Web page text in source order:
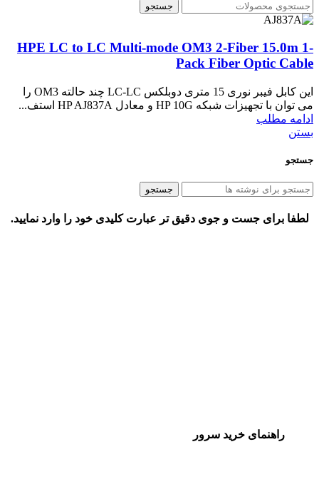
جستجو
HPE LC to LC Multi-mode OM3 2-Fiber 15.0m 1-
Pack Fiber Optic Cable
این کابل فیبر نوری 15 متری دوبلکس LC-LC چند حالته OM3 را
می توان با تجهیزات شبکه HP 10G و معادل HP AJ837A استف...
ادامه مطلب
بستن
جستجو
جستجو
لطفا برای جست و جوی دقیق تر عبارت کلیدی خود را وارد نمایید.
راهنمای خرید سرور